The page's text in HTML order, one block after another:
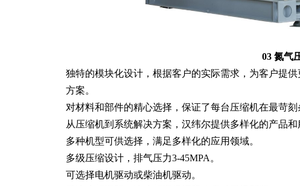
03 氮气
独特的模块化设计，根据客户的实际需求，为客户提
方案。
对材料和部件的精心选择，保证了每台压缩机在最苛
从压缩机到系统解决方案，汉纬尔提供多样化的产品
多种机型可供选择，满足多样化的应用领域。
多级压缩设计，排气压力3-45MPA。
可选择电机驱动或柴油机驱动。